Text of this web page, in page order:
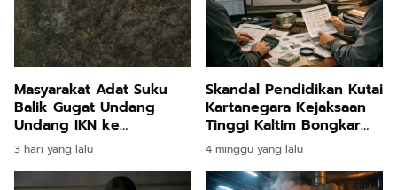
Masyarakat Adat Suku
Balik Gugat Undang
Undang IKN ke
Mahkamah Konstitusi
Demi Pertahankan Ruang
Hidup Leluhur
3 hari yang lalu
Skandal Pendidikan Kutai
Kartanegara Kejaksaan
Tinggi Kaltim Bongkar
Ribuan Transaksi Haram
Dana Guru
4 minggu yang lalu